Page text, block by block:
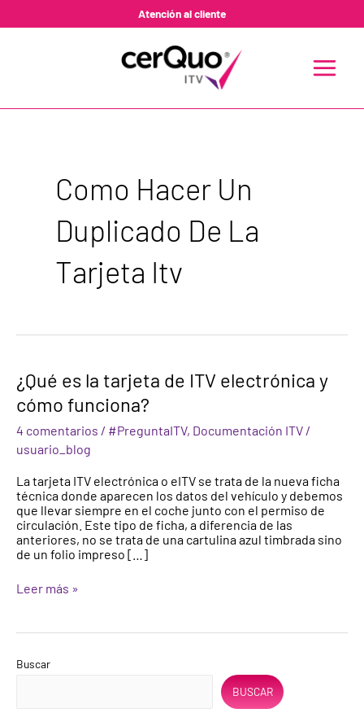
Atención al cliente
MENU
Como Hacer Un
Duplicado De La
Tarjeta Itv
¿Qué es la tarjeta de ITV electrónica y
cómo funciona?
4 comentarios / #PreguntaITV, Documentación ITV /
usuario_blog
La tarjeta ITV electrónica o eITV se trata de la nueva ficha
técnica donde aparecen los datos del vehículo y debemos
que llevar siempre en el coche junto con el permiso de
circulación. Este tipo de ficha, a diferencia de las
anteriores, no se trata de una cartulina azul timbrada sino
de un folio impreso […]
¿Qué
es
la
de
ITV
y
cómo
funciona?
Leer más »
Buscar
BUSCAR